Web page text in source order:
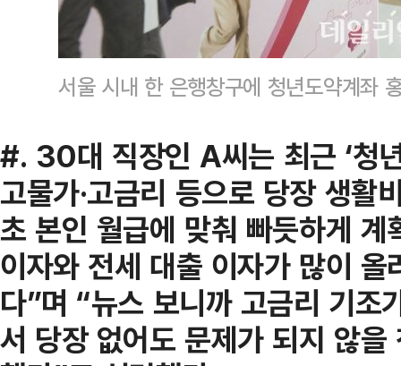
서울 시내 한 은행창구에 청년도약계좌
#. 30대 직장인 A씨는 최근 ‘청
고물가·고금리 등으로 당장 생활
초 본인 월급에 맞춰 빠듯하게
이자와 전세 대출 이자가 많이
다”며 “뉴스 보니까 고금리 기조
서 당장 없어도 문제가 되지 않